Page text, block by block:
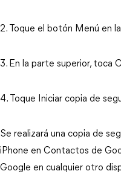
2. Toque el botón Menú en
3. En la parte superior, toca
4. Toque Iniciar copia de
Se realizará una copia de
iPhone en Contactos de
Google en cualquier otro